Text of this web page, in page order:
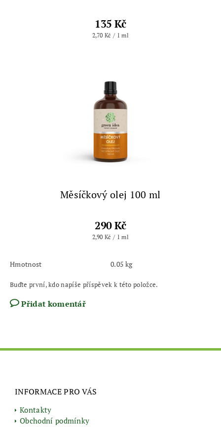
135 Kč
2,70 Kč / 1 ml
Měsíčkový olej 100 ml
290 Kč
2,90 Kč / 1 ml
Hmotnost 0.05 kg
Buďte první, kdo napíše příspěvek k této položce.
Přidat komentář
INFORMACE PRO VÁS
Kontakty
Obchodní podmínky